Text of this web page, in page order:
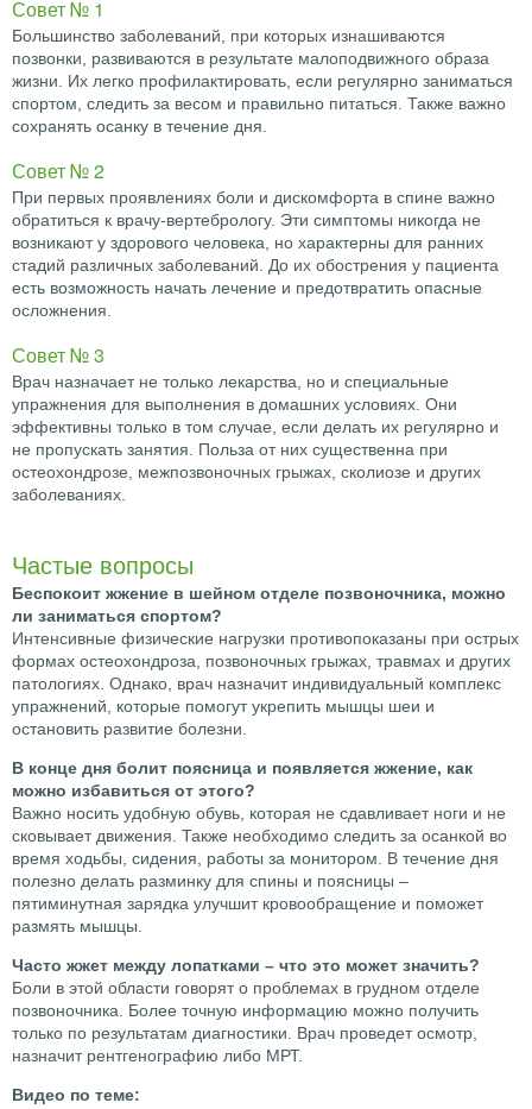
Совет № 1
Большинство заболеваний, при которых изнашиваются
позвонки, развиваются в результате малоподвижного образа
жизни. Их легко профилактировать, если регулярно заниматься
спортом, следить за весом и правильно питаться. Также важно
сохранять осанку в течение дня.
Совет № 2
При первых проявлениях боли и дискомфорта в спине важно
обратиться к врачу-вертебрологу. Эти симптомы никогда не
возникают у здорового человека, но характерны для ранних
стадий различных заболеваний. До их обострения у пациента
есть возможность начать лечение и предотвратить опасные
осложнения.
Совет № 3
Врач назначает не только лекарства, но и специальные
упражнения для выполнения в домашних условиях. Они
эффективны только в том случае, если делать их регулярно и
не пропускать занятия. Польза от них существенна при
остеохондрозе, межпозвоночных грыжах, сколиозе и других
заболеваниях.
Частые вопросы
Беспокоит жжение в шейном отделе позвоночника, можно
ли заниматься спортом?
Интенсивные физические нагрузки противопоказаны при острых
формах остеохондроза, позвоночных грыжах, травмах и других
патологиях. Однако, врач назначит индивидуальный комплекс
упражнений, которые помогут укрепить мышцы шеи и
остановить развитие болезни.
В конце дня болит поясница и появляется жжение, как
можно избавиться от этого?
Важно носить удобную обувь, которая не сдавливает ноги и не
сковывает движения. Также необходимо следить за осанкой во
время ходьбы, сидения, работы за монитором. В течение дня
полезно делать разминку для спины и поясницы –
пятиминутная зарядка улучшит кровообращение и поможет
размять мышцы.
Часто жжет между лопатками – что это может значить?
Боли в этой области говорят о проблемах в грудном отделе
позвоночника. Более точную информацию можно получить
только по результатам диагностики. Врач проведет осмотр,
назначит рентгенографию либо МРТ.
Видео по теме: